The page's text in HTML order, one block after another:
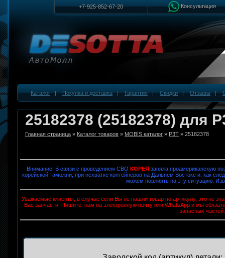
+7-925-852-67-20 Консультация
Каталог|Покупка и доставка|Гарантия|Скидки|Отзывы|
25182378 (25182378) для
Главная страница » Каталог товаров » MOBIS каталог » P3T » 25182378
Внимание! В связи с проведением СВО КОРЕЯзаняла проамериканскую
корейской таможни, при нехватке контейнеров на Дальнем Востоке и, как
можем повлиять на эту ситуацию.
Уважаемые клиенты, в случае если Вы не нашли товар по артикулу, это не
Вас запчасти. Пишите нам на электронную почту или WhatsApp и мы
запасных частей.